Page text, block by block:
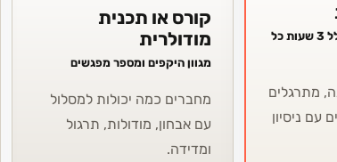
2-5 מפגשים, בדרך כלל 3 שעות כל
מתרגלים
עם ניסיון
קורס או תכנית
מודולרית
מגוון היקפים ומספר מפגשים
מחברים כמה יכולות למסלול
עם אבחון, מודולות, תרגול
ומדידה.